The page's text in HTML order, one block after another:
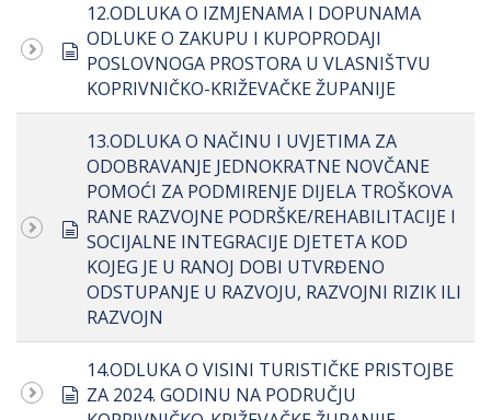
document
12.ODLUKA O IZMJENAMA I DOPUNAMA
ODLUKE O ZAKUPU I KUPOPRODAJI
POSLOVNOGA PROSTORA U VLASNIŠTVU
KOPRIVNIČKO-KRIŽEVAČKE ŽUPANIJE
document
13.ODLUKA O NAČINU I UVJETIMA ZA
ODOBRAVANJE JEDNOKRATNE NOVČANE
POMOĆI ZA PODMIRENJE DIJELA TROŠKOVA
RANE RAZVOJNE PODRŠKE/REHABILITACIJE I
SOCIJALNE INTEGRACIJE DJETETA KOD
KOJEG JE U RANOJ DOBI UTVRĐENO
ODSTUPANJE U RAZVOJU, RAZVOJNI RIZIK ILI
RAZVOJN
document
14.ODLUKA O VISINI TURISTIČKE PRISTOJBE
ZA 2024. GODINU NA PODRUČJU